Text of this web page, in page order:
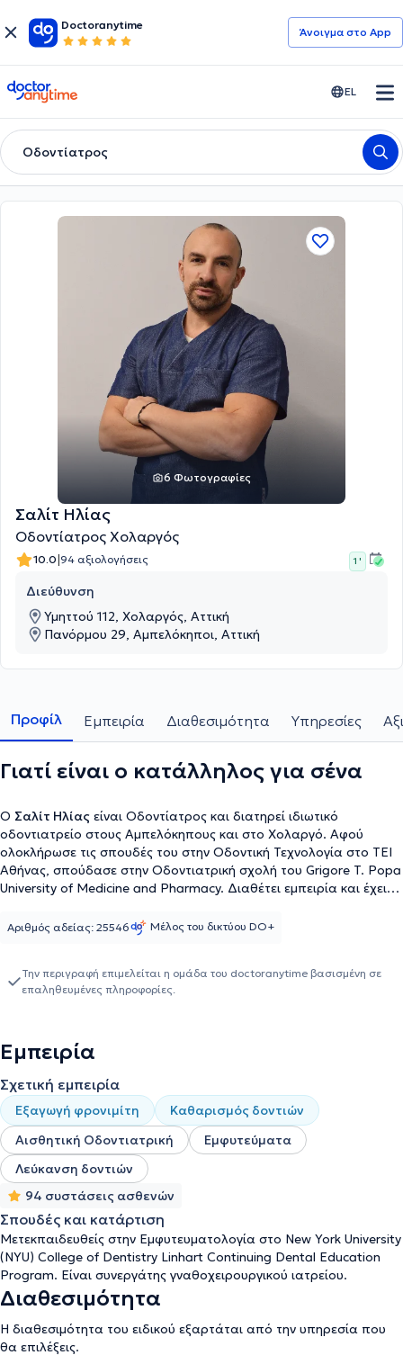
Doctoranytime
Άνοιγμα στο App
doctoranytime EL
Οδοντίατρος
6 Φωτογραφίες
Σαλίτ Ηλίας
Οδοντίατρος Χολαργός
10.0|94 αξιολογήσεις 1 '
Διεύθυνση
Υμηττού 112, Χολαργός, Αττική
Πανόρμου 29, Αμπελόκηποι, Αττική
Προφίλ Εμπειρία Διαθεσιμότητα Υπηρεσίες
Γιατί είναι ο κατάλληλος για σένα
Ο Σαλίτ Ηλίας είναι Οδοντίατρος και διατηρεί ιδιωτικό
οδοντιατρείο στους Αμπελόκηπους και στο Χολαργό. Αφού
ολοκλήρωσε τις σπουδές του στην Οδοντική Τεχνολογία στο ΤΕΙ
Αθήνας, σπούδασε στην Οδοντιατρική σχολή του Grigore T. Popa
University of Medicine and Pharmacy. Διαθέτει εμπειρία και έχει
και στην Αισθητική Οδοντιατρική στο Eastman Dental Institute.
Αριθμός αδείας: 25546 Μέλος του δικτύου DO+
Την περιγραφή επιμελείται η ομάδα του doctoranytime βασισμένη σε
επαληθευμένες πληροφορίες.
Εμπειρία
Σχετική εμπειρία
Εξαγωγή φρονιμίτη
Καθαρισμός δοντιών
Αισθητική Οδοντιατρική
Εμφυτεύματα
Λεύκανση δοντιών
94 συστάσεις ασθενών
Σπουδές και κατάρτιση
Mετεκπαιδευθείς στην Εμφυτευματολογία στο New York University
(NYU) College of Dentistry Linhart Continuing Dental Education
Program. Είναι συνεργάτης γναθοχειρουργικού ιατρείου.
Διαθεσιμότητα
Η διαθεσιμότητα του ειδικού εξαρτάται από την υπηρεσία που
θα επιλέξεις.